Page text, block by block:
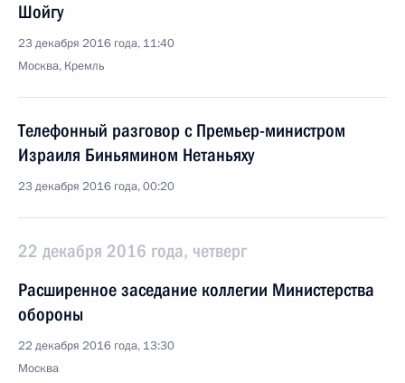
Шойгу
23 декабря 2016 года, 11:40
Москва, Кремль
Телефонный разговор с Премьер-министром
Израиля Биньямином Нетаньяху
23 декабря 2016 года, 00:20
22 декабря 2016 года, четверг
Расширенное заседание коллегии Министерства
обороны
22 декабря 2016 года, 13:30
Москва